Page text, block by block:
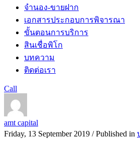
จำนอง-ขายฝาก
เอกสารประกอบการพิจารณา
ขั้นตอนการบริการ
สินเชื่อพิโก
บทความ
ติดต่อเรา
Call
amt capital
Friday, 13 September 2019 /Published in